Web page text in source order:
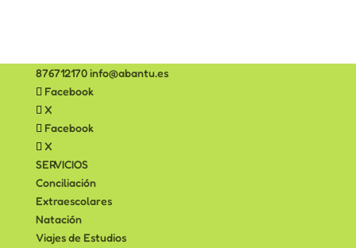
876712170info@abantu.es
Facebook
X
Facebook
X
SERVICIOS
Conciliación
Extraescolares
Natación
Viajes de Estudios